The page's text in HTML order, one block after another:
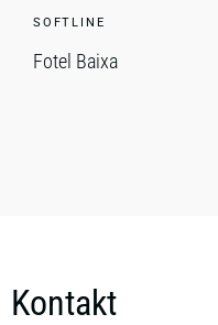
SOFTLINE
Fotel Baixa
Kontakt